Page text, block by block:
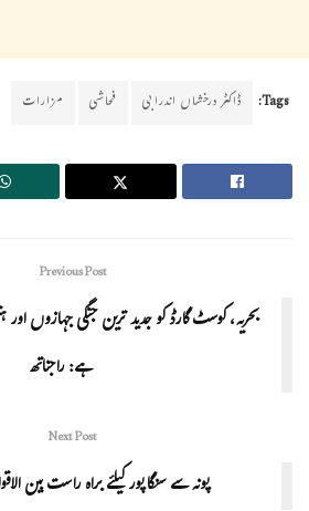
Tags: ڈاکٹر درخشاں اندرابی فحاشی مزارات
Previous Post
بحریہ، کوسٹ گارڈ کو جدید ترین جنگی جہازوں
ہے: راجناتھ
Next Post
پونہ سے سنگاپور کیلئے براہ راست بین